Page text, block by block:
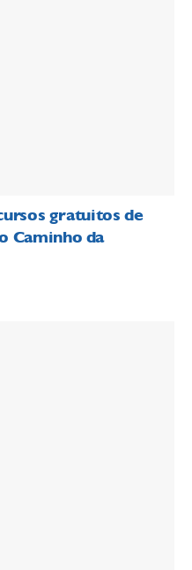
gratuitos de
Caminho da